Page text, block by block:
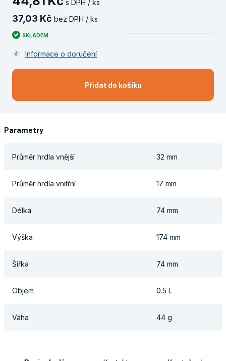
s DPH / ks
37, 03 Kč bez DPH / ks
SKLADEM
Informace o doručení
Přidat do košíku
Parametry
Průměr hrdla vnější 32 mm
Průměr hrdla vnitřní 17 mm
Délka 74 mm
Výška 174 mm
Šířka 74 mm
Objem 0.5 L
Váha 44 g